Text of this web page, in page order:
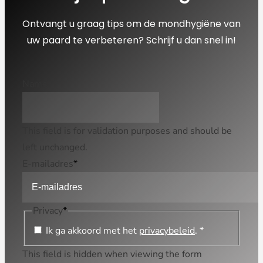
Ontvangt u graag tips om de mondhygiëne van
uw paard te verbeteren? Schrijf u dan snel in!
This field is for validation purposes and should be
left unchanged.
E-mailadres*
Privacy*
Ik ga akkoord met het privacybeleid. *
This field is hidden when viewing the form